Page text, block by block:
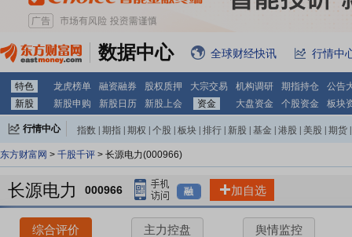
数据中心 全球财经快讯 行情中
特色 龙虎榜单 融资融券 股权质押 大宗交易 机构调研 期指持仓
公告
新股
新股申购 新股日历 新股上会 资金 大盘资金 个股资金 板块
行情中心 指数 期指 期权 个股 板块 排行 新股 基金 港股 美股 期货
东方财富网 > 千股千评 > 长源电力(000966)
长源电力 000966 融 加自选
综合评价 主力控盘 舆情监控